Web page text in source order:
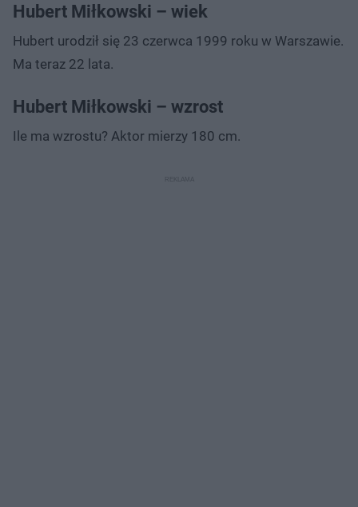
Hubert Miłkowski – wiek
Hubert urodził się 23 czerwca 1999 roku w Warszawie.
Ma teraz 22 lata.
Hubert Miłkowski – wzrost
Ile ma wzrostu? Aktor mierzy 180 cm.